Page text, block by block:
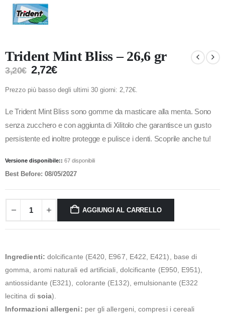
Trident Mint Bliss – 26,6 gr
3,20€ 2,72€
Prezzo più basso degli ultimi 30 giorni: 2,72€.
Le Trident Mint Bliss sono gomme da masticare alla menta. Sono
senza zucchero e con aggiunta di Xilitolo che garantisce un gusto
persistente ed inoltre protegge e pulisce i denti. Scoprile anche tu!
Versione disponibile:: 67 disponibili
Best Before: 08/05/2027
AGGIUNGI AL CARRELLO
Ingredienti: dolcificante (E420, E967, E422, E421), base di
gomma, aromi naturali ed artificiali, dolcificante (E950, E951),
antiossidante (E321), colorante (E132), emulsionante (E322
lecitina di soia).
Informazioni allergeni: per gli allergeni, compresi i cereali